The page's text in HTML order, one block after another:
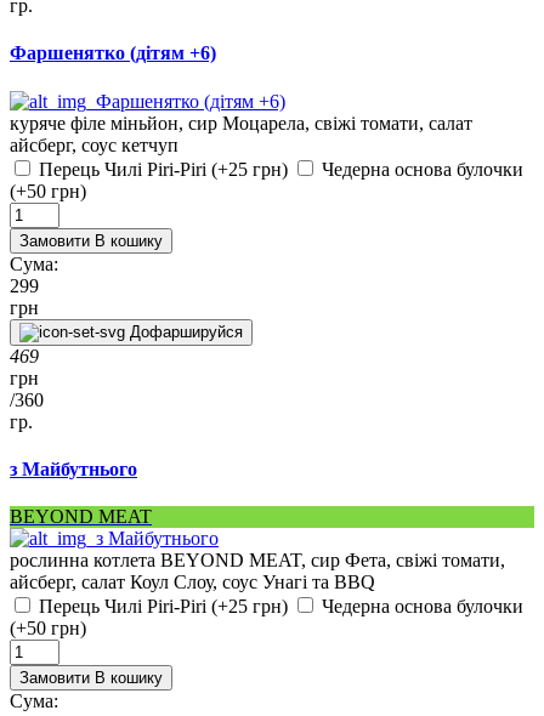
гр.
Фаршенятко (дітям +6)
куряче філе міньйон, сир Моцарела, свіжі томати, салат
айсберг, соус кетчуп
Перець Чилі Piri-Piri (+25 грн)
Чедерна основа булочки
(+50 грн)
Замовити В кошику
Сума:
299
грн
Дофаршируйся
469
грн
/360
гр.
з Майбутнього
BEYOND MEAT
рослинна котлета BEYOND MEAT, сир Фета, свіжі томати,
айсберг, салат Коул Слоу, соус Унагі та BBQ
Перець Чилі Piri-Piri (+25 грн)
Чедерна основа булочки
(+50 грн)
Замовити В кошику
Сума: